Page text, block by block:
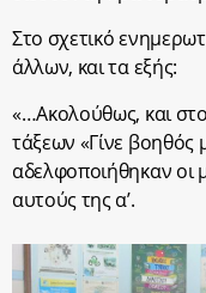
Στο σχετικό
άλλων, και τα εξής:
«…Ακολούθως, και στο
τάξεων «Γίνε
αδελφοποιήθηκαν οι
αυτούς της α’.